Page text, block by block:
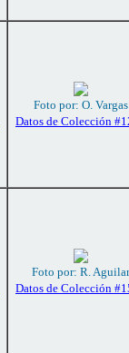
Foto por: O. Vargas
Datos de Colección
Foto por: R. Aguilar
Datos de Colección